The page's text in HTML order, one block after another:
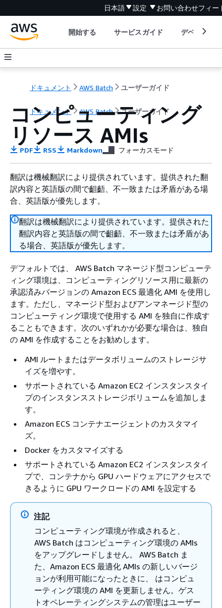
日本語 設定 お問い合わせフィー
開始する サービスガイド デベロッパ
ドキュメント AWS Batch ユーザーガイド
ドキュメント AWS Batch ユーザーガイド
コンピューティング
リソース AMIs
PDF RSS Markdown フォーカスモード
翻訳は機械翻訳により提供されています。提供された翻
訳内容と英語版の間で齟齬、不一致または矛盾がある場
合、英語版が優先します。
翻訳は機械翻訳により提供されています。提供された
翻訳内容と英語版の間で齟齬、不一致または矛盾があ
る場合、英語版が優先します。
デフォルトでは、 AWS Batch マネージド型コンピューテ
ィング環境は、コンピューティングリソース用に最新の
承認済みバージョンの Amazon ECS 最適化 AMI を使用し
ます。ただし、マネージド型およびアンマネージド型の
コンピューティング環境で使用する AMI を独自に作成す
ることもできます。次のいずれかが必要な場合は、独自
の AMI を作成することをお勧めします。
AMI ルートまたはデータボリュームのストレージサ
イズを増やす。
サポートされている Amazon EC2 インスタンスタイ
プのインスタンスストレージボリュームを追加しま
す。
Amazon ECS コンテナエージェントのカスタマイ
ズ。
Docker をカスタマイズする
サポートされている Amazon EC2 インスタンスタイ
プで、コンテナから GPU ハードウェアにアクセスで
きるように GPU ワークロードの AMI を設定する
注記
コンピューティング環境が作成されると、
AWS Batch はコンピューティング環境の AMIs
をアップグレードしません。 AWS Batch ま
た、Amazon ECS 最適化 AMIs の新しいバージ
ョンが利用可能になったときに、 はコンピュ
ーティング環境の AMI を更新しません。ゲス
トオペレーティングシステムの管理はユーザー